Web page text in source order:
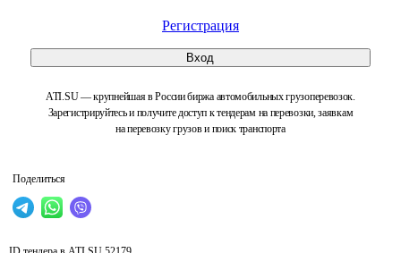
Регистрация
Вход
ATI.SU — крупнейшая в России биржа автомобильных грузоперевозок.
Зарегистрируйтесь и получите доступ к тендерам на перевозки, заявкам
на перевозку грузов и поиск транспорта
Поделиться